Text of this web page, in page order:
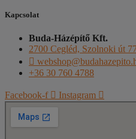
Kapcsolat
Buda-Házépítő Kft.
2700 Cegléd, Szolnoki út
+36 30 760 4788
Facebook-f Instagram